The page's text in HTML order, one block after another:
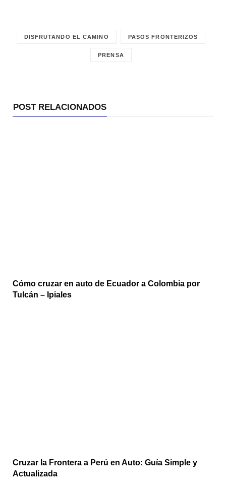
DISFRUTANDO EL CAMINO PASOS FRONTERIZOS
PRENSA
POST RELACIONADOS
Cómo cruzar en auto de Ecuador a Colombia por
Tulcán – Ipiales
Cruzar la Frontera a Perú en Auto: Guía Simple y
Actualizada